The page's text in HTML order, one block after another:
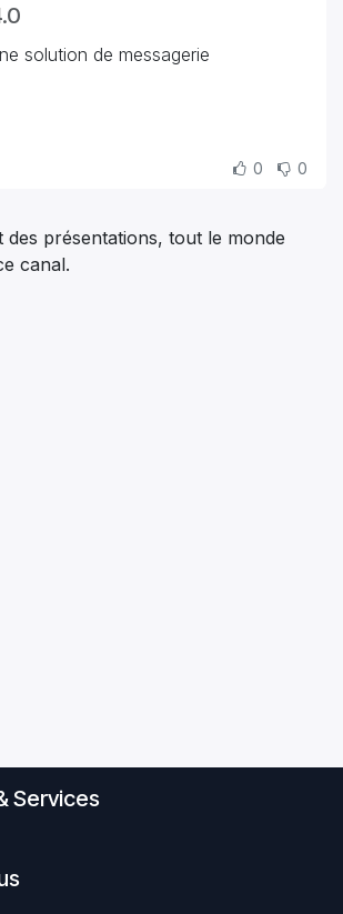
solution de messagerie
0 0
des présentations, tout le monde
canal.
Services